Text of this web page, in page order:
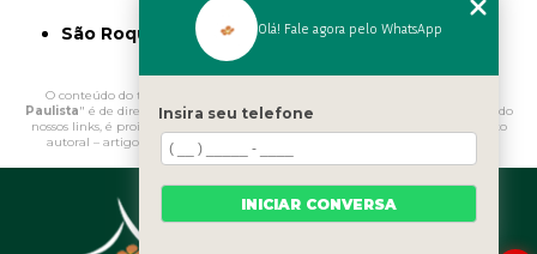
São Roque
O conteúdo do texto "
Paulista" é de direito reservado. Sua reprodução, parcial ou total, mesmo citando
nossos links, é proibida sem a autorização do autor. Crime de violação de direito
autoral – artigo 184 do Código Penal –
Olá! Fale agora pelo WhatsApp
Insira seu telefone
INICIAR CONVERSA